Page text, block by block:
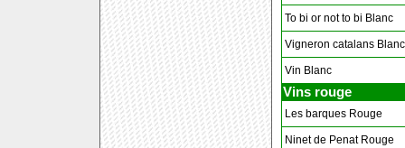
To bi or not to bi Blanc
Vigneron catalans Blanc
Vin Blanc
Vins rouge
Les barques Rouge
Ninet de Penat Rouge